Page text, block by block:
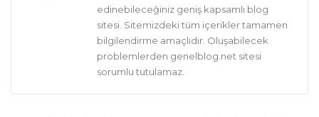
edinebileceğiniz geniş kapsamlı blog
sitesi. Sitemizdeki tüm içerikler tamamen
bilgilendirme amaçlıdır. Oluşabilecek
problemlerden genelblog.net sitesi
sorumlu tutulamaz.